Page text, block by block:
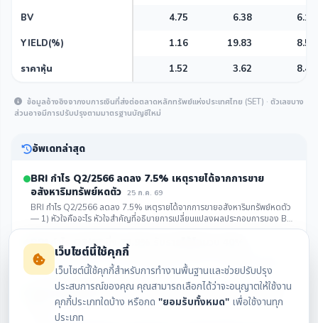
BV
4.75 6.38
6.15
YIELD(%)
1.16 19.83
8.58
ราคาหุ้น
1.52 3.62 8.40
ข้อมูลอ้างอิงจากงบการเงินที่ส่งต่อตลาดหลักทรัพย์แห่งประเทศไทย (SET) · ตัวเลขบาง
ส่วนอาจมีการปรับปรุงตามมาตรฐานบัญชีใหม่
อัพเดทล่าสุด
BRI กำไร Q2/2566 ลดลง 7.5% เหตุรายได้จากการขาย
อสังหาริมทรัพย์หดตัว 25 ก.ค. 69
BRI กำไร Q2/2566 ลดลง 7.5% เหตุรายได้จากการขายอสังหาริมทรัพย์หดตัว
— 1) หัวใจคืออะไร หัวใจสำคัญที่อธิบายการเปลี่ยนแปลงผลประกอบการของ BRI
ในไตรมาส 2 ปี 2566 คือ การลดลงของรายได้จ... คลิกดูรายละเอียด
BRI กำไร Q3/67 ดิ่ง 73.9% รับรายได้โอนวูบ 40%
BRI กำไร Q3/67 ดิ่ง 73.9% รับรายได้โอนวูบ 40% — 1) หัวใจคืออะไร หัวใจ
หลักที่ทำให้ผลประกอบการของ BRI ในไตรมาส 3 ปี 2567 ปรับตัวลดลงอย่างมี
นัยสำคัญ คือ การลดลงอย่างมากของรายได้จาก...
คลิกดูรายละเอียด
BRI คืนหุ้นกู้เต็มจำนวน พร้อม Sold Out 2 โครงการ 3,250
14 ก.ค. 69
เว็บไซต์นี้ใช้คุกกี้
เว็บไซต์นี้ใช้คุกกี้สำหรับการทำงานพื้นฐานและช่วยปรับปรุง
ประสบการณ์ของคุณ คุณสามารถเลือกได้ว่าจะอนุญาตให้ใช้งาน
คุกกี้ประเภทใดบ้าง หรือกด "ยอมรับทั้งหมด" เพื่อใช้งานทุก
ประเภท